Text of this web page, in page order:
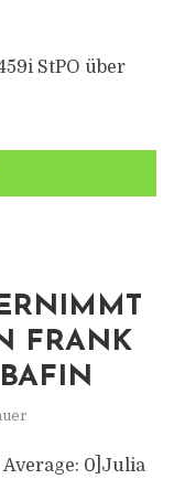
StPO über
FRANK
0]Julia